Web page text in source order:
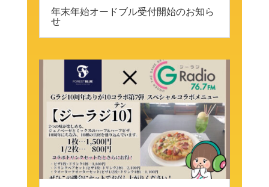
年末年始オードブル受付開始のお知ら
せ